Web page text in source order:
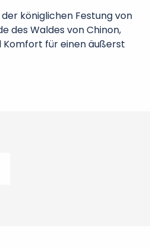
der königlichen Festung von
des Waldes von Chinon,
Komfort für einen äußerst